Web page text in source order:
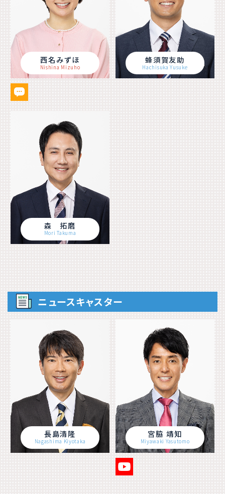
西名みずほ
Nishina Mizuho
蜂須賀友助
Hachisuka Yusuke
森 拓磨
Mori Takuma
ニュースキャスター
長島清隆
Nagashima Kiyotaka
宮脇 靖知
Miyawaki Yasutomo